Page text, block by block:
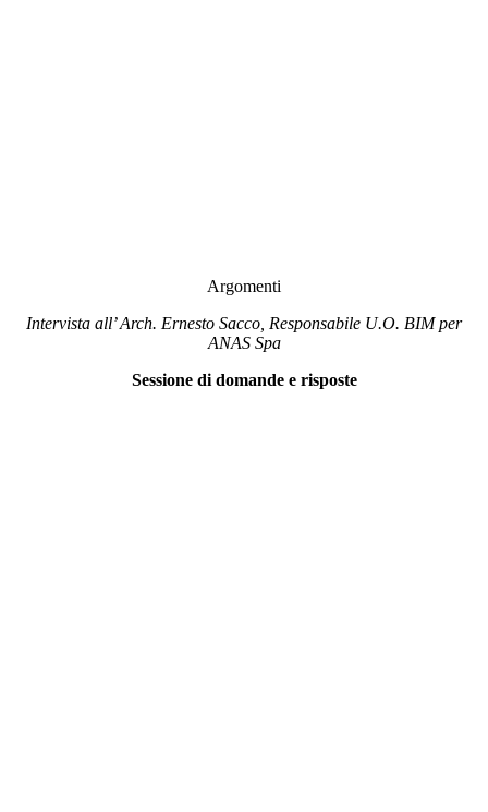
Argomenti
Intervista all’ Arch. Ernesto Sacco, Responsabile U.O. BIM per
ANAS Spa
Sessione di domande e risposte